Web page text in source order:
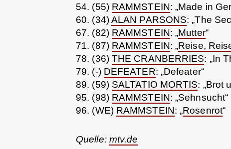
54. (55) RAMMSTEIN: „Made in
60. (34)ALAN PARSONS: „The
67. (82) RAMMSTEIN: „Mutter“
71. (87) RAMMSTEIN: „Reise,
78. (36) THE CRANBERRIES: „In
79. (-) DEFEATER: „Defeater“
89. (59) SALTATIO MORTIS: „Brot
95. (98) RAMMSTEIN: „Sehnsucht“
96. (WE) RAMMSTEIN: „Rosenrot“
Quelle: mtv.de